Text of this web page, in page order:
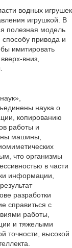
водных игрушек
игрушкой. В
полезная модель
привода и
имитировать
вниз,
наука о
копированию
работы и
машины,
что организмы
в части
информации,
разработки
справиться с
работы,
и тяжелыми
точности, высокой